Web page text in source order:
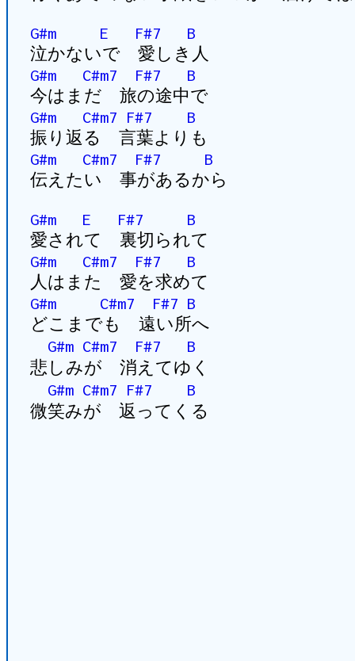
G#m E F#7
B
泣かないで 愛しき人
G#m
C#m7 F#7
B
今はまだ 旅の途中で
G#m
C#m7 F#7
B
振り返る 言葉よりも
G#m
C#m7 F#7
B
伝えたい 事があるから
G#m E F#7
B
愛されて 裏切られて
G#m
C#m7 F#7
B
人はまた 愛を求めて
G#m
C#m7 F#7 B
どこまでも 遠い所へ
G#m C#m7 F#7
B
悲しみが 消えてゆく
G#m C#m7 F#7
B
微笑みが 返ってくる